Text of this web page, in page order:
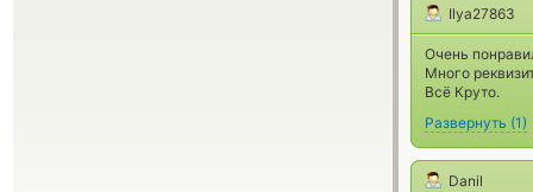
Ilya27863
Очень
Много
Всё Круто.
Развернуть (1)
Danil